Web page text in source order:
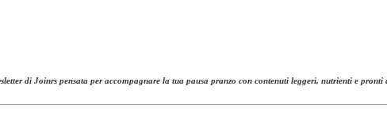
di Joinrs pensata per accompagnare la tua pausa pranzo con contenuti leggeri, nutrienti e